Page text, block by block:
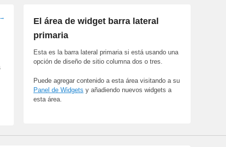
→
El área de widget barra lateral
primaria
Esta es la barra lateral primaria si está usando una
opción de diseño de sitio columna dos o tres.
Puede agregar contenido a esta área visitando a su
Panel de Widgets y añadiendo nuevos widgets a
esta área.